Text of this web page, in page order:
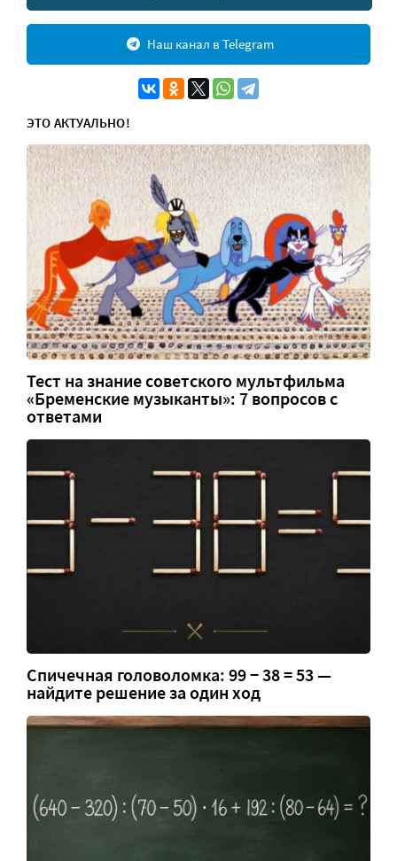
Наш канал в Telegram
ЭТО АКТУАЛЬНО!
Тест на знание советского мультфильма
«Бременские музыканты»: 7 вопросов с
ответами
Спичечная головоломка: 99 − 38 = 53 —
найдите решение за один ход